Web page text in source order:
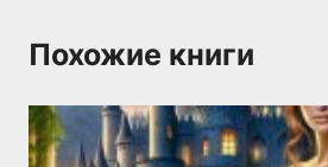
Похожие книги